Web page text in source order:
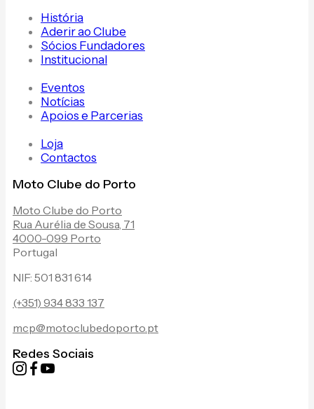
História
Aderir ao Clube
Sócios Fundadores
Institucional
Eventos
Notícias
Apoios e Parcerias
Loja
Contactos
Moto Clube do Porto
Moto Clube do Porto
Rua Aurélia de Sousa, 71
4000-099 Porto
Portugal
NIF: 501 831 614
(+351) 934 833 137
mcp@motoclubedoporto.pt
Redes Sociais